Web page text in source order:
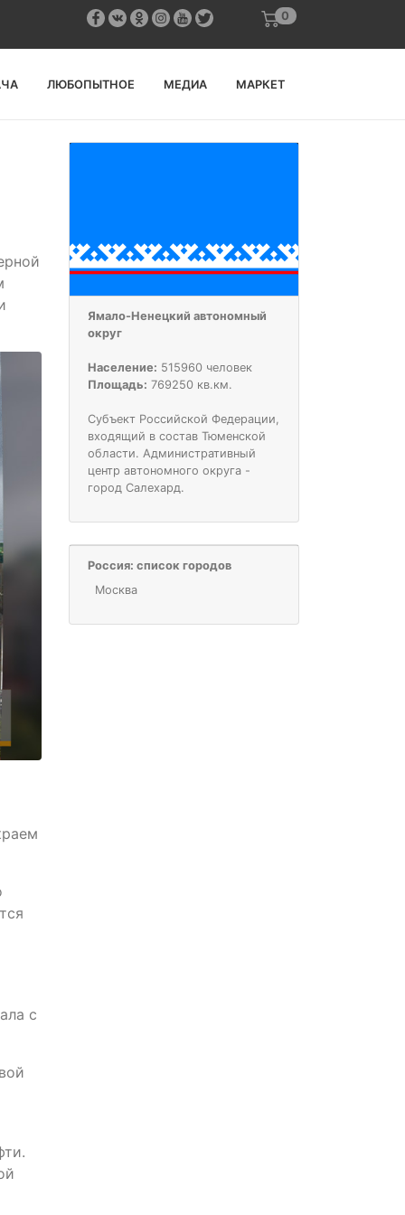
0
ЛЮБОПЫТНОЕ МЕДИА МАРКЕТ
с
Ямало-Ненецкий автономный
округ
Население: 515960 человек
Площадь: 769250 кв.км.
Субъект Российской Федерации,
входящий в состав Тюменской
области. Административный
центр автономного округа -
город Салехард.
Россия: список городов
Москва